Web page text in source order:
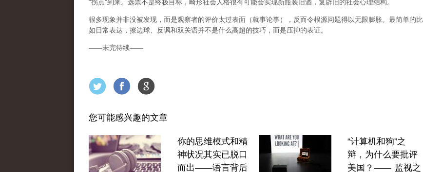
“拐点”到来。选票不是终极目标，畸形社会人格很有可能会实现新瓶装旧酒，复辟旧的社会心理结构。
很多现象并非没被发现，而是观察者的评价太过表面（就事论事），反而令根源问题得以无限膨胀。最简单的比
如日常表达，擦边球、反讽和双关语并不是什么高超的技巧，而是压抑的表证。
——未完待续——
您可能感兴趣的文章
你的思维模式和精
神状况其实已脱口
而出——语言背后
“计算机和狗”之
辩，为什么要批评
美国？—— 监视之